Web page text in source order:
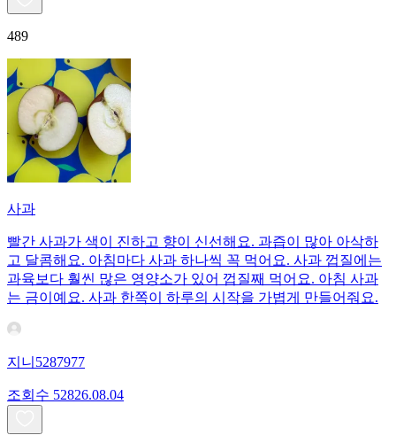
489
사과
빨간 사과가 색이 진하고 향이 신선해요. 과즙이 많아 아삭하
고 달콤해요. 아침마다 사과 하나씩 꼭 먹어요. 사과 껍질에는
과육보다 훨씬 많은 영양소가 있어 껍질째 먹어요. 아침 사과
는 금이예요. 사과 한쪽이 하루의 시작을 가볍게 만들어줘요.
지니5287977
조회수 52826.08.04